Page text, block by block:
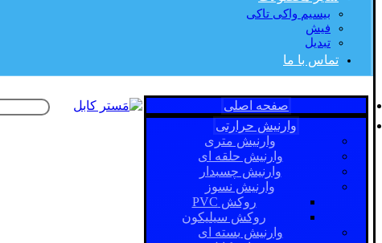
بیسیم واکی تاکی
فیش
تبدیل
تماس با ما
صفحه اصلی
وارنیش حرارتی
وارنیش متری
وارنیش حلقه ای
وارنیش چسبدار
وارنیش نسوز
روکش PVC
روکش سیلیکون
وارنیش بسته ای